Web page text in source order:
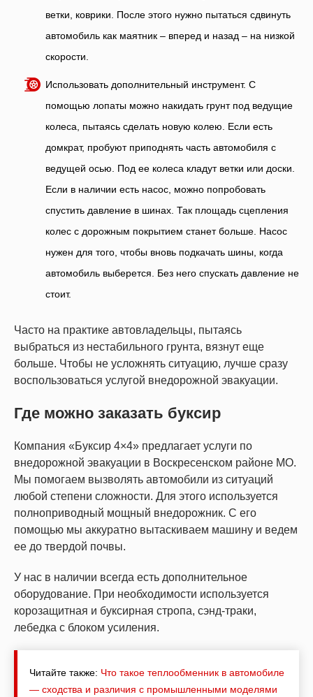
ветки, коврики. После этого нужно пытаться сдвинуть
автомобиль как маятник – вперед и назад – на низкой
скорости.
Использовать дополнительный инструмент. С
помощью лопаты можно накидать грунт под ведущие
колеса, пытаясь сделать новую колею. Если есть
домкрат, пробуют приподнять часть автомобиля с
ведущей осью. Под ее колеса кладут ветки или доски.
Если в наличии есть насос, можно попробовать
спустить давление в шинах. Так площадь сцепления
колес с дорожным покрытием станет больше. Насос
нужен для того, чтобы вновь подкачать шины, когда
автомобиль выберется. Без него спускать давление не
стоит.
Часто на практике автовладельцы, пытаясь
выбраться из нестабильного грунта, вязнут еще
больше. Чтобы не усложнять ситуацию, лучше сразу
воспользоваться услугой внедорожной эвакуации.
Где можно заказать буксир
Компания «Буксир 4×4» предлагает услуги по
внедорожной эвакуации в Воскресенском районе МО.
Мы помогаем вызволять автомобили из ситуаций
любой степени сложности. Для этого используется
полноприводный мощный внедорожник. С его
помощью мы аккуратно вытаскиваем машину и ведем
ее до твердой почвы.
У нас в наличии всегда есть дополнительное
оборудование. При необходимости используется
корозащитная и буксирная стропа, сэнд-траки,
лебедка с блоком усиления.
Читайте также: Что такое теплообменник в автомобиле
— сходства и различия с промышленными моделями